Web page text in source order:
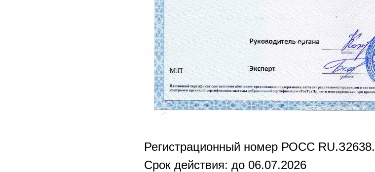
Регистрационный номер РОСС
Срок действия: до 06.07.2026